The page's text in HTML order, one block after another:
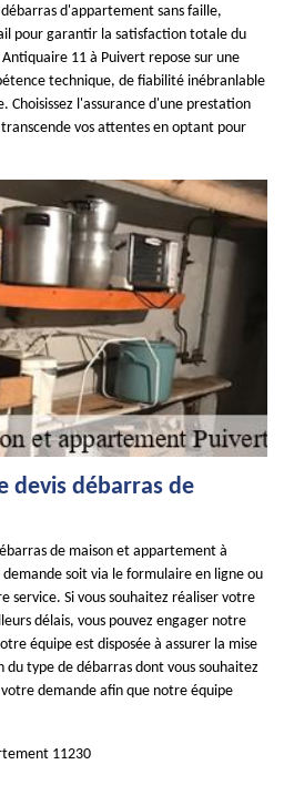
d'appartement sans faille,
pour garantir la satisfaction totale du
11 à Puivert repose sur une
technique, de fiabilité inébranlable
Choisissez l'assurance d'une prestation
vos attentes en optant pour
devis débarras de
de maison et appartement à
soit via le formulaire en ligne ou
Si vous souhaitez réaliser votre
délais, vous pouvez engager notre
équipe est disposée à assurer la mise
du type de débarras dont vous souhaitez
demande afin que notre équipe